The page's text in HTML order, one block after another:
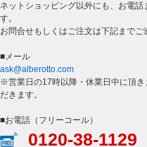
ネットショッピング以外にも、お電
す。
お問合せもしくはご注文は下記までご
■メール
ask@alberotto.com
※営業日の17時以降・休業日中に頂
だきます。
■お電話（フリーコール）
0120-38-1129